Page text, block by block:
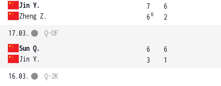
Jin Y.
Zheng Z.
7
66
6
2
17.03.
Sun Q.
Jin Y.
Q-OF
6
3
6
1
16.03.
Q-2K